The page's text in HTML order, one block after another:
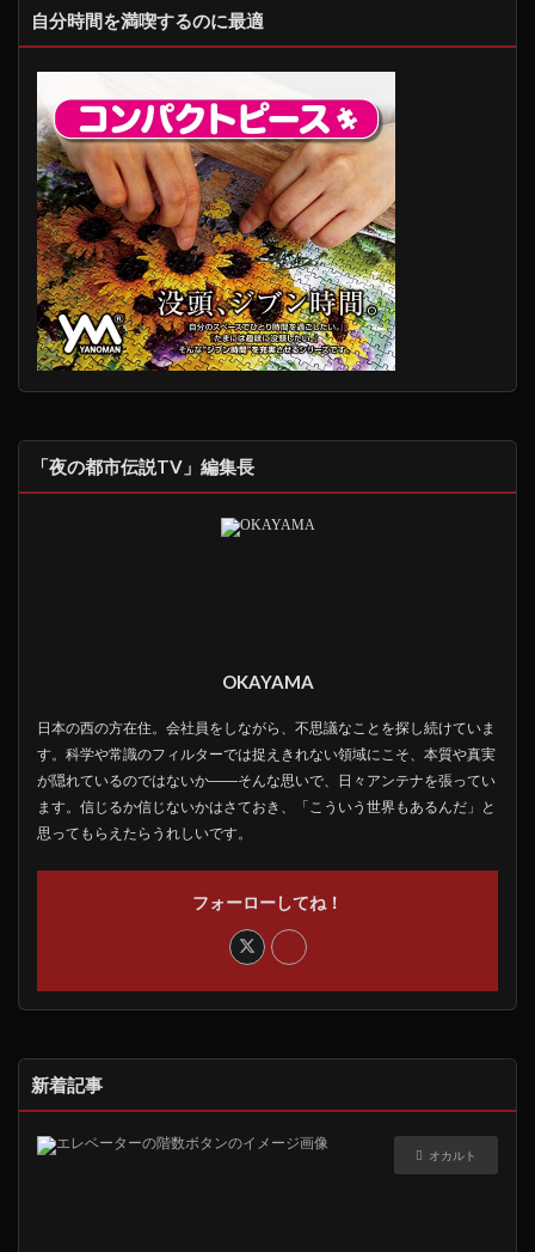
自分時間を満喫するのに最適
「夜の都市伝説TV」編集長
OKAYAMA
日本の西の方在住。会社員をしながら、不思議なことを探し続けていま
す。科学や常識のフィルターでは捉えきれない領域にこそ、本質や真実
が隠れているのではないか――そんな思いで、日々アンテナを張ってい
ます。信じるか信じないかはさておき、「こういう世界もあるんだ」と
思ってもらえたらうれしいです。
フォーローしてね！
新着記事
オカルト